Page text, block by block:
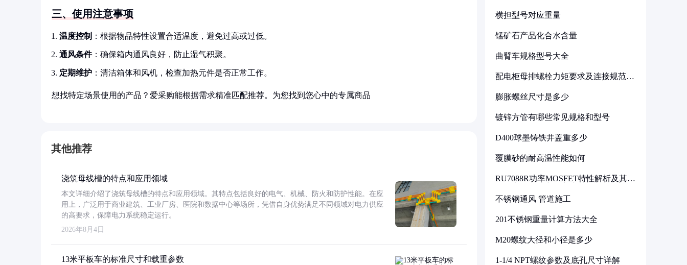
三、使用注意事项
温度控制 ：根据物品特性设置合适温度，避免过高或过低。
通风条件：确保箱内通风良好，防止湿气积聚。
定期维护 ：清洁箱体和风机，检查加热元件是否正常工作。
想找特定场景使用的产品？爱采购能根据需求精准匹配推荐。为您找到您心中的专属商品
其他推荐
浇筑母线槽的特点和应用领域
本文详细介绍了浇筑母线槽的特点和应用领域。其特点包括良好的电气、机械、防火和防护性能。在应
用上，广泛用于商业建筑、工业厂房、医院和数据中心等场所，凭借自身优势满足不同领域对电力供应
的高要求，保障电力系统稳定运行。
2026年8月4日
13米平板车的标准尺寸和载重参数
横担型号对应重量
锰矿石产品化合水含量
曲臂车规格型号大全
配电柜母排螺栓力矩要求及连接规范详
膨胀螺丝尺寸是多少
镀锌方管有哪些常见规格和型号
D400球墨铸铁井盖重多少
覆膜砂的耐高温性能如何
RU7088R功率MOSFET特性解析及其在
不锈钢通风 管道施工
201不锈钢重量计算方法大全
M20螺纹大径和小径是多少
1-1/4 NPT螺纹参数及底孔尺寸详解